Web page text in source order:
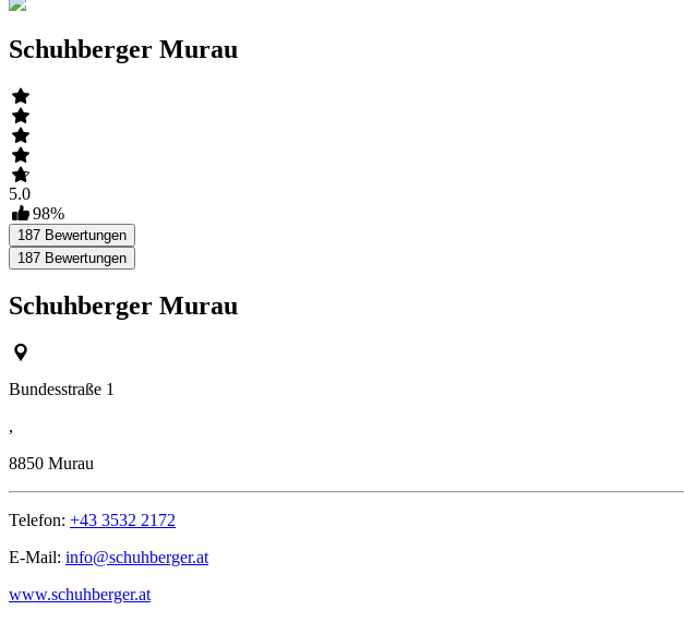
Schuhberger Murau
5.0
98%
187 Bewertungen
187 Bewertungen
Schuhberger Murau
Bundesstraße 1
,
8850 Murau
Telefon: +43 3532 2172
E-Mail: info@schuhberger.at
www.schuhberger.at